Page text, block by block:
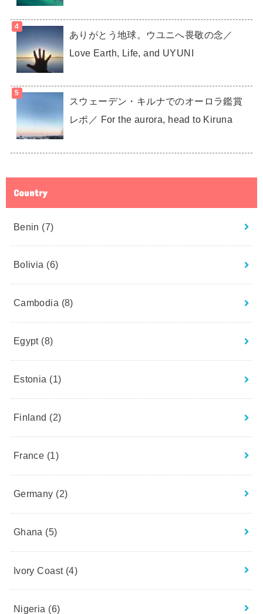
ありがとう地球。ウユニへ畏敬の念／
Love Earth, Life, and UYUNI
スウェーデン・キルナでのオーロラ鑑賞
レポ／ For the aurora, head to Kiruna
Country
Benin (7)
Bolivia (6)
Cambodia (8)
Egypt (8)
Estonia (1)
Finland (2)
France (1)
Germany (2)
Ghana (5)
Ivory Coast (4)
Nigeria (6)